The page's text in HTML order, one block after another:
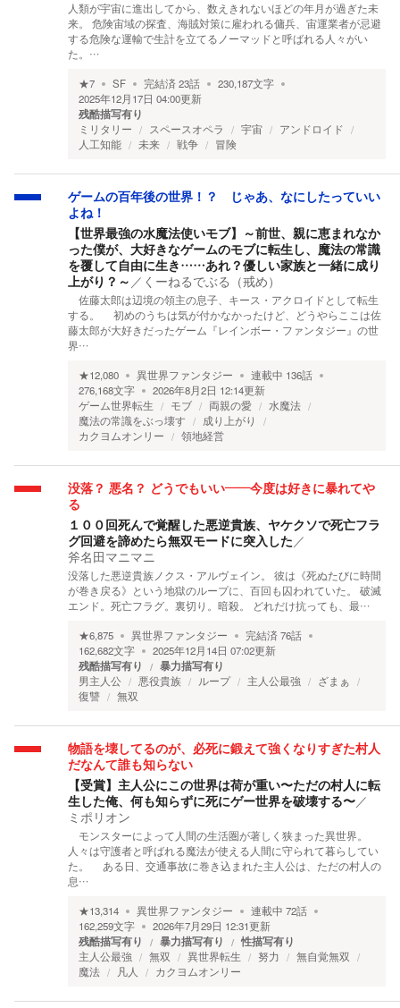
人類が宇宙に進出してから、数えきれないほどの年月が過ぎた未
来。 危険宙域の探査、海賊対策に雇われる傭兵、宙運業者が忌避
する危険な運輸で生計を立てるノーマッドと呼ばれる人々がい
た。…
★7 SF 完結済23話 230,187文字
2025年12月17日 04:00更新
残酷描写有り
ミリタリー スペースオペラ 宇宙
アンドロイド
人工知能
未来 戦争 冒険
ゲームの百年後の世界！？ じゃあ、なにしたっていい
よね！
【世界最強の水魔法使いモブ】～前世、親に恵まれなか
った僕が、大好きなゲームのモブに転生し、魔法の常識
を覆して自由に生き……あれ？優しい家族と一緒に成り
上がり？～ ／ くーねるでぶる（戒め）
佐藤太郎は辺境の領主の息子、キース・アクロイドとして転生
する。 初めのうちは気が付かなかったけど、どうやらここは佐
藤太郎が大好きだったゲーム『レインボー・ファンタジー』の世
界…
★12,080 異世界ファンタジー 連載中 136話
276,168文字 2026年8月2日 12:14更新
ゲーム世界転生
モブ 両親の愛
水魔法
魔法の常識をぶっ壊す
成り上がり
カクヨムオンリー
領地経営
没落？ 悪名？ どうでもいい――今度は好きに暴れてや
る
１００回死んで覚醒した悪逆貴族、ヤケクソで死亡フラ
グ回避を諦めたら無双モードに突入した／
斧名田マニマニ
没落した悪逆貴族ノクス・アルヴェイン。 彼は《死ぬたびに時間
が巻き戻る》という地獄のループに、百回も囚われていた。 破滅
エンド。死亡フラグ。裏切り。暗殺。 どれだけ抗っても、最…
★6,875 異世界ファンタジー 完結済76話
162,682文字 2025年12月14日 07:02更新
残酷描写有り 暴力描写有り
男主人公 悪役貴族 ループ 主人公最強
ざまぁ
復讐
無双
物語を壊してるのが、必死に鍛えて強くなりすぎた村人
だなんて誰も知らない
【受賞】主人公にこの世界は荷が重い〜ただの村人に転
生した俺、何も知らずに死にゲー世界を破壊する〜／
ミポリオン
モンスターによって人間の生活圏が著しく狭まった異世界。
人々は守護者と呼ばれる魔法が使える人間に守られて暮らしてい
た。 ある日、交通事故に巻き込まれた主人公は、ただの村人の
息…
★13,314 異世界ファンタジー 連載中 72話
162,259文字 2026年7月29日 12:31更新
残酷描写有り 暴力描写有り 性描写有り
主人公最強 無双 異世界転生 努力
無自覚無双
魔法
凡人 カクヨムオンリー